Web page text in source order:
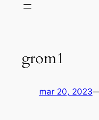
grom1
mar 20, 2023